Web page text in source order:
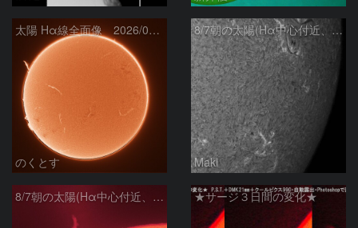
太陽 Hα線全面像 2026/08/07
のくとす
8/7朝の太陽(Hα中心付近、4498、4502付近)
Maki
8/7朝の太陽(Hα中心付近、プロミネンス) ★サージ３日間の変化★